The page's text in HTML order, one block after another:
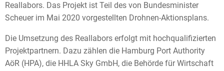
Reallabors. Das Projekt ist Teil des von Bundesminister
Scheuer im Mai 2020 vorgestellten Drohnen-Aktionsplans.
Die Umsetzung des Reallabors erfolgt mit hochqualifizierten
Projektpartnern. Dazu zählen die Hamburg Port Authority
AöR (HPA), die HHLA Sky GmbH, die Behörde für Wirtschaft